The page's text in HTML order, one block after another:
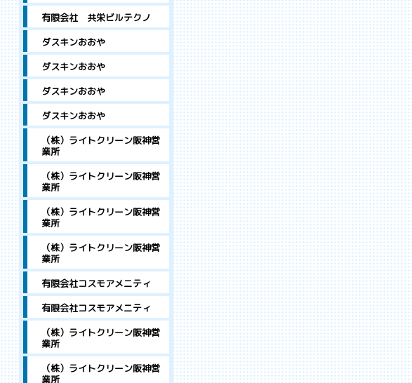
有限会社 共栄ビルテクノ
ダスキンおおや
ダスキンおおや
ダスキンおおや
ダスキンおおや
（株）ライトクリーン阪神営
業所
（株）ライトクリーン阪神営
業所
（株）ライトクリーン阪神営
業所
（株）ライトクリーン阪神営
業所
有限会社コスモアメニティ
有限会社コスモアメニティ
（株）ライトクリーン阪神営
業所
（株）ライトクリーン阪神営
業所